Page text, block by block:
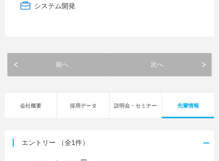
システム開発
前へ 次へ
会社概要 採用データ 説明会・セミナー 先輩情報
エントリー （全1件）